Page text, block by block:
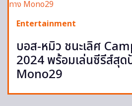
Entertainment
บอส-หมิว ชนะเลิศ
2024 พร้อมเล่นซีรีส์สุด
Mono29